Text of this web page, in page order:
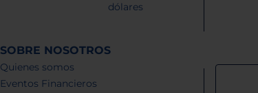
dólares
SOBRE NOSOTROS
Quienes somos
Eventos Financieros